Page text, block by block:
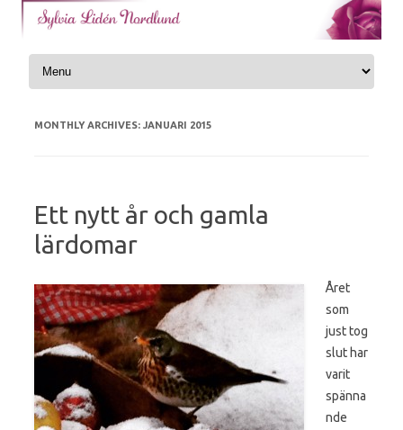
Skip to content
MONTHLY ARCHIVES: JANUARI 2015
Ett nytt år och gamla
lärdomar
Året
som
just tog
slut har
varit
spänna
nde